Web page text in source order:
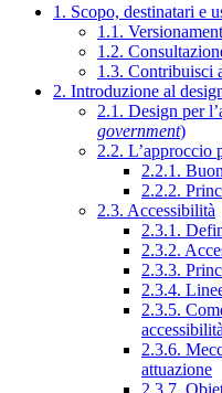
1. Scopo, destinatari e
1.1.
1.2.
1.3. Contribuisci
2. Introduzione al
2.1. Design per
government)
2.2. L’approccio
2.2.1.
2.2.2.
2.3. Accessibilità
2.3.1.
2.3.2.
2.3.3.
2.3.4.
2.3.5.
accessibilità
2.3.6.
attuazione
2.3.7.